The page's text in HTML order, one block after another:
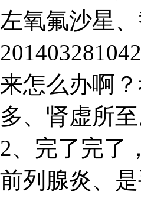
左氧氟沙星
来怎么办啊
多、肾虚所
2、完了完了
前列腺炎、